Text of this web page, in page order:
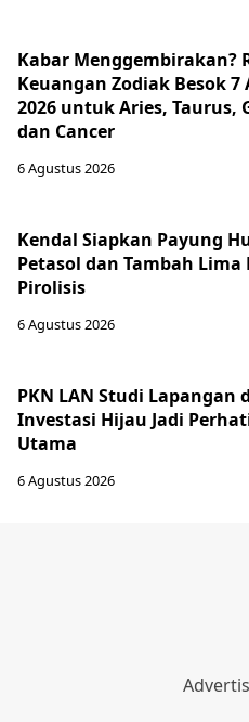
Kabar Menggembirakan?
Keuangan Zodiak Besok 7
2026 untuk Aries, Taurus,
dan Cancer
6 Agustus 2026
Kendal Siapkan Payung
Petasol dan Tambah Lima
Pirolisis
6 Agustus 2026
PKN LAN Studi Lapangan
Investasi Hijau Jadi
Utama
6 Agustus 2026